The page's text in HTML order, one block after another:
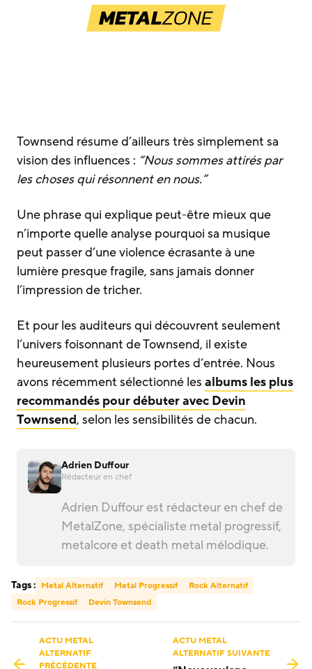
Townsend résume d’ailleurs très simplement sa
vision des influences : “Nous sommes attirés par
les choses qui résonnent en nous.”
Une phrase qui explique peut-être mieux que
n’importe quelle analyse pourquoi sa musique
peut passer d’une violence écrasante à une
lumière presque fragile, sans jamais donner
l’impression de tricher.
Et pour les auditeurs qui découvrent seulement
l’univers foisonnant de Townsend, il existe
heureusement plusieurs portes d’entrée. Nous
avons récemment sélectionné les albums les plus
recommandés pour débuter avec Devin
Townsend, selon les sensibilités de chacun.
Adrien Duffour
Rédacteur en chef
Adrien Duffour est rédacteur en chef de
MetalZone, spécialiste metal progressif,
metalcore et death metal mélodique.
Tags : Metal Alternatif Metal Progressif
Rock Alternatif
Rock Progressif
Devin Townsend
ACTU METAL
ALTERNATIF
PRÉCÉDENTE
ACTU METAL
ALTERNATIF SUIVANTE